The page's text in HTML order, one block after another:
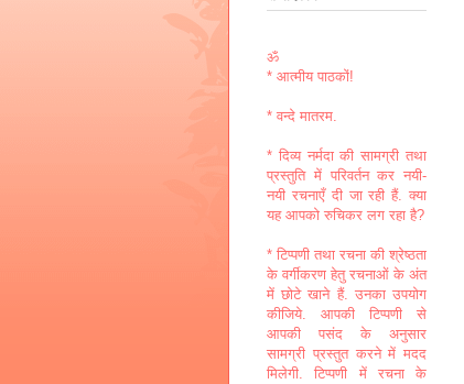
ॐ
* आत्मीय पाठकों!
* वन्दे मातरम.
* दिव्य नर्मदा की सामग्री तथा
प्रस्तुति में परिवर्तन कर नयी-
नयी रचनाएँ दी जा रही हैं. क्या
यह आपको रुचिकर लग रहा है?
* टिप्पणी तथा रचना की श्रेष्ठता
के वर्गीकरण हेतु रचनाओं के अंत
में छोटे खाने हैं. उनका उपयोग
कीजिये. आपकी टिप्पणी से
आपकी पसंद के अनुसार
सामग्री प्रस्तुत करने में मदद
मिलेगी. टिप्पणी में रचना के